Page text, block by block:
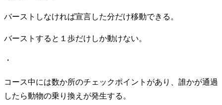
バーストしなければ宣言した分だけ移動できる。
バーストすると１歩だけしか動けない。
・
コース中には数か所のチェックポイントがあり、誰かが通過
したら動物の乗り換えが発生する。